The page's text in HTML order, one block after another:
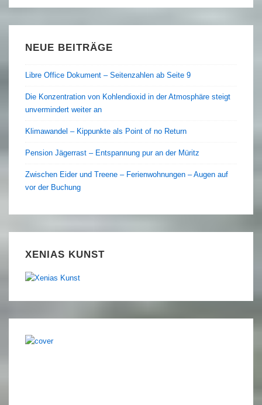
NEUE BEITRÄGE
Libre Office Dokument – Seitenzahlen ab Seite 9
Die Konzentration von Kohlendioxid in der Atmosphäre steigt
unvermindert weiter an
Klimawandel – Kippunkte als Point of no Return
Pension Jägerrast – Entspannung pur an der Müritz
Zwischen Eider und Treene – Ferienwohnungen – Augen auf
vor der Buchung
XENIAS KUNST